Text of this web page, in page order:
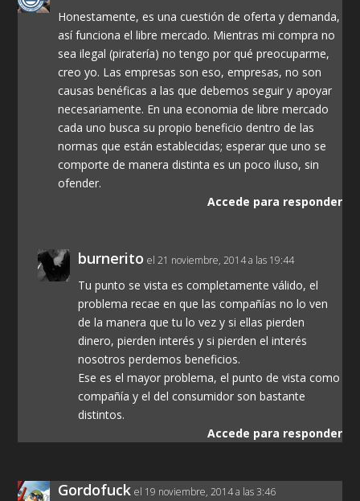
Honestamente, es una cuestión de oferta y demanda,
así funciona el libre mercado. Mientras mi compra no
sea ilegal (piratería) no tengo por qué preocuparme,
creo yo. Las empresas son eso, empresas, no son
causas benéficas a las que debemos seguir y apoyar
necesariamente. En una economia de libre mercado
cada uno busca su propio beneficio dentro de las
normas que están establecidas; esperar que uno se
comporte de manera distinta es un poco iluso, sin
ofender.
Accede para responder
burnerito el 21 noviembre, 2014 a las 19:44
Tu punto se vista es completamente válido, el
problema recae en que las compañías no lo ven
de la manera que tu lo vez y si ellas pierden
dinero, pierden interés y si pierden el interés
nosotros perdemos beneficios.
Ese es el mayor problema, el punto de vista como
compañía y el del consumidor son bastante
distintos.
Accede para responder
Gordofuck el 19 noviembre, 2014 a las 3:46